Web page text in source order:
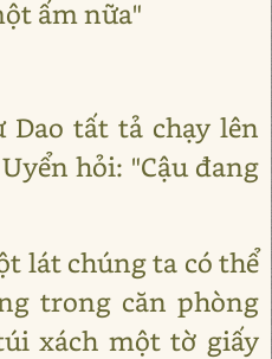
ấm nữa"
Dao tất tả chạy lên
hỏi: "Cậu đang
lát chúng ta có thể
trong căn phòng
xách một tờ giấy